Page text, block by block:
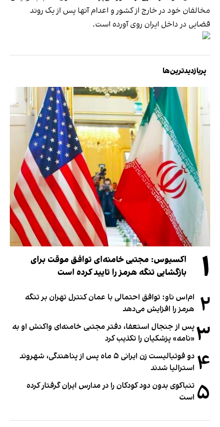
مخالفان خود در خارج از کشور و اعدام آنها پس از یک روند
قضایی در داخل ایران روی آورده است.
پربازدیدترین‌ها
۱
اکسیوس: مجتبی خامنه‌ای توافق موقت برای
بازگشایی تنگه هرمز را تایید کرده است
۲ ام‌اس ناو: توافق احتمالی با عمان کنترل تهران بر تنگه
هرمز را افزایش می‌دهد
۳پس از جنجال استعفا، دفتر مجتبی خامنه‌ای واکنش او به
«نامه» پزشکیان را تکذیب کرد
۴
دو فوتبالیست زن ایرانی ۵ ماه پس از پناهندگی، شهروند
استرالیا شدند
۵ تنباکوی بدون دود کودکان را در مدارس ایران گرفتار کرده
است